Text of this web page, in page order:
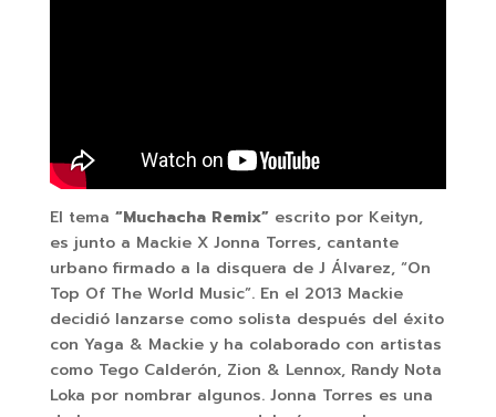
El tema “Muchacha Remix” escrito por Keityn,
es junto a Mackie X Jonna Torres, cantante
urbano firmado a la disquera de J Álvarez, “On
Top Of The World Music”. En el 2013 Mackie
decidió lanzarse como solista después del éxito
con Yaga & Mackie y ha colaborado con artistas
como Tego Calderón, Zion & Lennox, Randy Nota
Loka por nombrar algunos. Jonna Torres es una